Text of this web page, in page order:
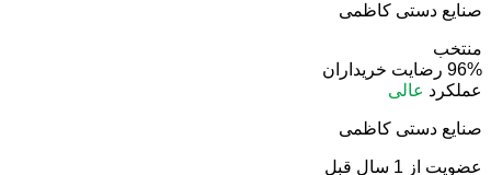
صنایع دستی کاظمی
منتخب
96% رضایت خریداران
عملکرد عالی
صنایع دستی کاظمی
عضویت از 1 سال قبل